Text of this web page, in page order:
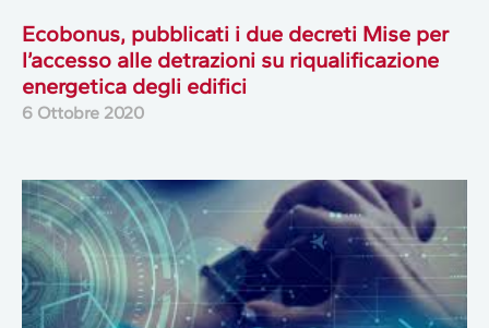
Ecobonus, pubblicati i due decreti Mise per
l’accesso alle detrazioni su riqualificazione
energetica degli edifici
6 Ottobre 2020